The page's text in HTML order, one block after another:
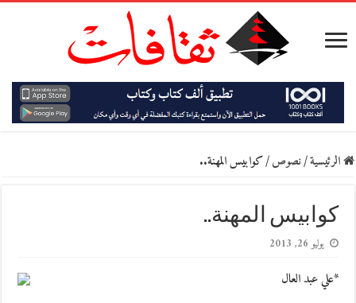
الرئيسية/نصوص/كوابيس المهنة..
كوابيس المهنة..
يوليو 26, 2013
*علي عبد العال